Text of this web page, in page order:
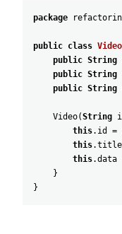
package
public class Video
public String
public String
public String
Video(String
this. id =
this.title
this.data
}
}